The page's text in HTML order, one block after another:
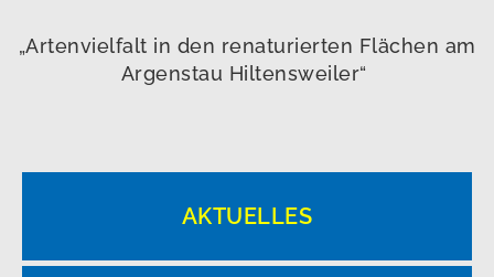
„Artenvielfalt in den renaturierten Flächen am
Argenstau Hiltensweiler“
AKTUELLES